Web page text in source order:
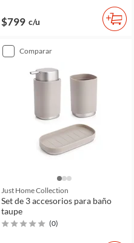
$799 c/u
comparar
Just Home Collection
Set de 3 accesorios para baño
taupe
(0)